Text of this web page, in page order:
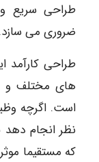
طراحی سریع
ضروری می سازد.
طراحی کارآمد
های مختلف و
است. اگرچه
نظر انجام
که مستقیما